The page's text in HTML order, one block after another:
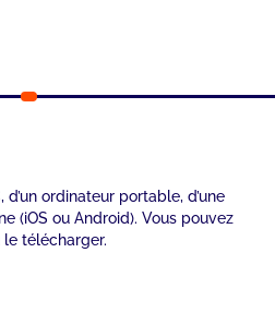
d’un ordinateur portable, d’une
(iOS ou Android). Vous pouvez
télécharger.